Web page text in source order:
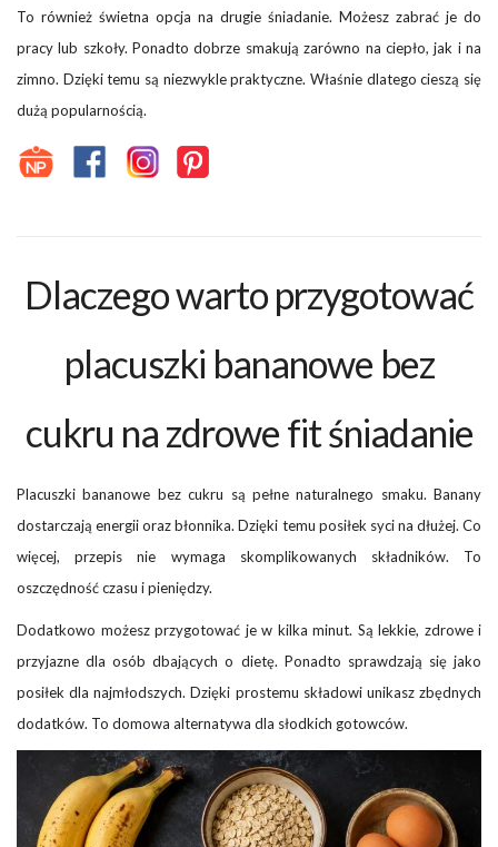
To również świetna opcja na drugie śniadanie. Możesz zabrać je do
pracy lub szkoły. Ponadto dobrze smakują zarówno na ciepło, jak i na
zimno. Dzięki temu są niezwykle praktyczne. Właśnie dlatego cieszą się
dużą popularnością.
Dlaczego warto przygotować
placuszki bananowe bez
cukru na zdrowe fit śniadanie
Placuszki bananowe bez cukru są pełne naturalnego smaku. Banany
dostarczają energii oraz błonnika. Dzięki temu posiłek syci na dłużej. Co
więcej, przepis nie wymaga skomplikowanych składników. To
oszczędność czasu i pieniędzy.
Dodatkowo możesz przygotować je w kilka minut. Są lekkie, zdrowe i
przyjazne dla osób dbających o dietę. Ponadto sprawdzają się jako
posiłek dla najmłodszych. Dzięki prostemu składowi unikasz zbędnych
dodatków. To domowa alternatywa dla słodkich gotowców.